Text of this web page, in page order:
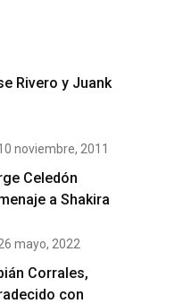
Rivero y Juank
noviembre, 2011
Celedón
a Shakira
mayo, 2022
Corrales,
con